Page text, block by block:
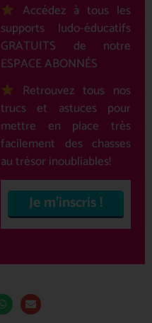
Accédez à tous les
supports ludo-éducatifs
GRATUITS de notre
ESPACE ABONNÉS
Retrouvez tous nos
trucs et astuces pour
mettre en place très
facilement des chasses
au trésor inoubliables!